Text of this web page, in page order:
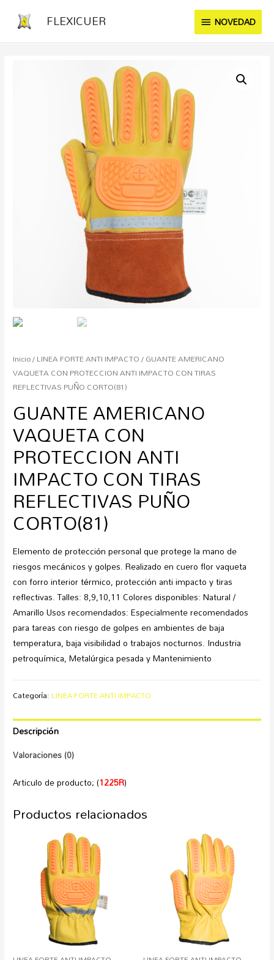
FLEXICUER NOVEDAD
Inicio/LINEA FORTE ANTI IMPACTO/ GUANTE AMERICANO
VAQUETA CON PROTECCION ANTI IMPACTO CON TIRAS
REFLECTIVAS PUÑO CORTO(81)
GUANTE AMERICANO
VAQUETA CON
PROTECCION ANTI
IMPACTO CON TIRAS
REFLECTIVAS PUÑO
CORTO(81)
Elemento de protección personal que protege la mano de
riesgos mecánicos y golpes. Realizado en cuero flor vaqueta
con forro interior térmico, protección anti impacto y tiras
reflectivas. Talles: 8,9,10,11 Colores disponibles: Natural /
Amarillo Usos recomendados: Especialmente recomendados
para tareas con riesgo de golpes en ambientes de baja
temperatura, baja visibilidad o trabajos nocturnos. Industria
petroquímica, Metalúrgica pesada y Mantenimiento
Categoría:LINEA FORTE ANTI IMPACTO
Descripción
Valoraciones (0)
Articulo de producto; (1225R)
Productos relacionados